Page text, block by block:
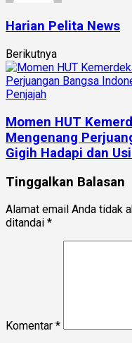
Harian Pelita News
Berikutnya
Momen HUT
Mengenang
Gigih Hadapi dan
Tinggalkan Balasan
Alamat email Anda tidak
ditandai *
Komentar *